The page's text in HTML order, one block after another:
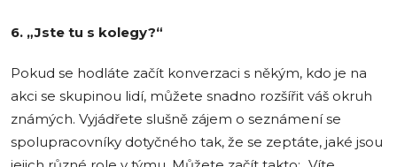
6. „Jste tu s kolegy?“
Pokud se hodláte začít konverzaci s někým, kdo je na
akci se skupinou lidí, můžete snadno rozšířit váš okruh
známých. Vyjádřete slušně zájem o seznámení se
spolupracovníky dotyčného tak, že se zeptáte, jaké jsou